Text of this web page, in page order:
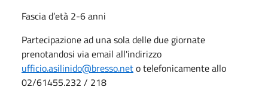
Fascia d’età 2-6 anni
Partecipazione ad una sola delle due giornate
prenotandosi via email all'indirizzo
ufficio.asilinido@bresso.neto telefonicamente allo
02/61455.232 / 218